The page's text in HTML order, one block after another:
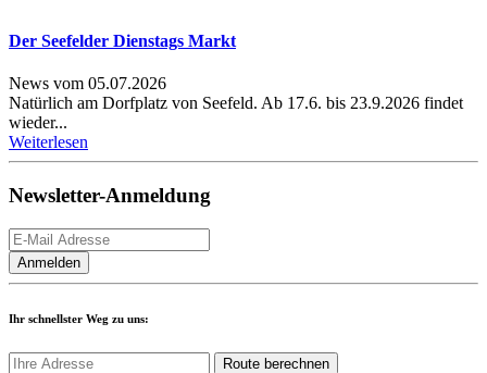
Der Seefelder Dienstags Markt
News vom 05.07.2026
Natürlich am Dorfplatz von Seefeld. Ab 17.6. bis 23.9.2026 findet
wieder...
Weiterlesen
Newsletter-Anmeldung
Ihr schnellster Weg zu uns:
Route berechnen